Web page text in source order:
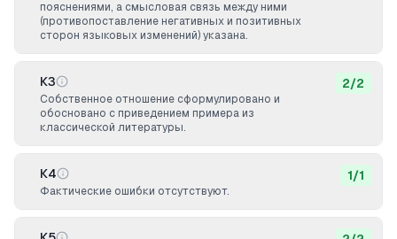
пояснениями, а смысловая связь между ними
(противопоставление негативных и позитивных
сторон языковых изменений) указана.
К3
Собственное отношение сформулировано и
обосновано с приведением примера из
классической литературы.
2/2
К4
Фактические ошибки отсутствуют.
1/1